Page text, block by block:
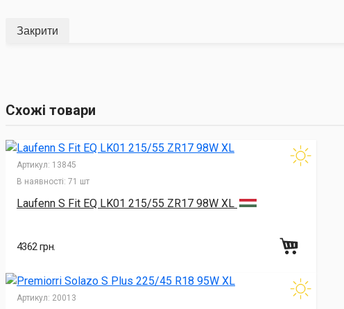
Закрити
Схожі товари
Артикул: 13845
В наявності: 71 шт
Laufenn S Fit EQ LK01 215/55 ZR17 98W XL
4362 грн.
Артикул: 20013